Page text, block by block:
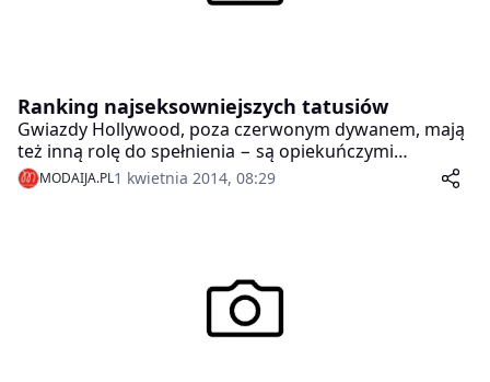
Ranking najseksowniejszych tatusiów
Gwiazdy Hollywood, poza czerwonym dywanem, mają
też inną rolę do spełnienia − są opiekuńczymi
rodzicami.
MODAIJA.PL1 kwietnia 2014, 08:29